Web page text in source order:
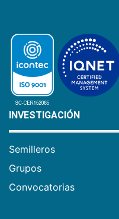
INVESTIGACIÓN
Semilleros
Grupos
Convocatorias